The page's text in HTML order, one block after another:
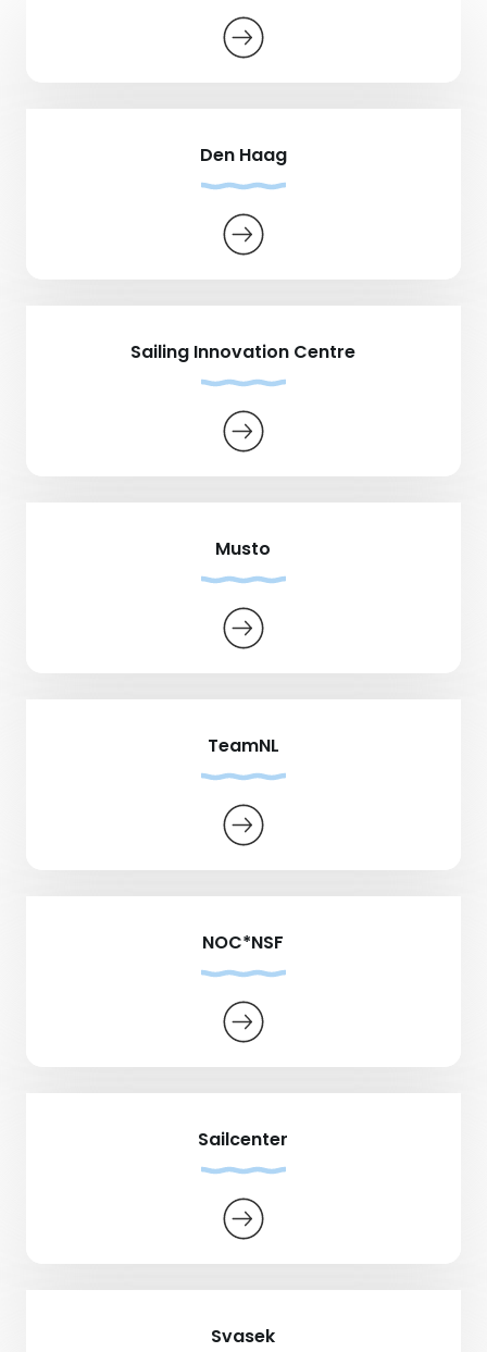
Den Haag
Sailing Innovation Centre
Musto
TeamNL
NOC*NSF
Sailcenter
Svasek